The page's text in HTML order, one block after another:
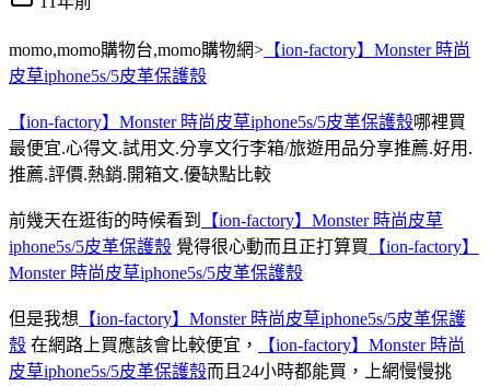
momo,momo購物台,momo購物網> 【ion-factory】Monster 時尚
皮草iphone5s/5皮革保護殼
【ion-factory】Monster 時尚皮草iphone5s/5皮革保護殼哪裡買
最便宜.心得文.試用文.分享文行李箱/旅遊用品分享推薦.好用.
推薦.評價.熱銷.開箱文.優缺點比較
前幾天在逛街的時候看到
【ion-factory】Monster 時尚皮草
iphone5s/5皮革保護殼 覺得很心動而且正打算買 【ion-factory】
Monster 時尚皮草iphone5s/5皮革保護殼
但是我想 【ion-factory】Monster 時尚皮草iphone5s/5皮革保護
殼 在網路上買應該會比較便宜，
【ion-factory】Monster 時尚
皮草iphone5s/5皮革保護殼而且24小時都能買，上網慢慢挑